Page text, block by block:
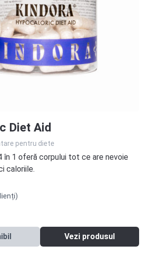
Diet Aid
pentru diete
în 1 oferă corpului tot ce are nevoie
caloriile.
Vezi produsul